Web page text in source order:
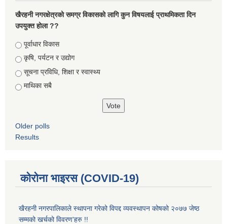
खैरहनी नगरक्षेत्रको समग्र विकासको लागि कुन विषयलाई प्राथमिकता दिन
उपयुक्त होला ??
Choices
पूर्वाधार विकास
कृषि, पर्यटन र उद्योग
सूचना प्रविधि, शिक्षा र स्वास्थ्य
माथिका सबै
Older polls
Results
कोरोना भाइरस (COVID-19)
खैरहनी नगरपालिकाले स्थापना गरेको विपद्द व्यवस्थापन कोषको २०७७ जेष्ठ
सम्मको खर्चको विवरण'हरु !!